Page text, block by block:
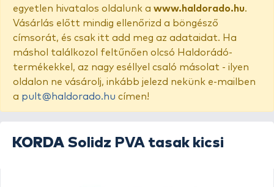
egyetlen hivatalos oldalunk a www.haldorado.hu.
Vásárlás előtt mindig ellenőrizd a böngésző
címsorát, és csak itt add meg az adataidat. Ha
máshol találkozol feltűnően olcsó Haldorádó-
termékekkel, az nagy eséllyel csaló másolat - ilyen
oldalon ne vásárolj, inkább jelezd nekünk e-mailben
a pult@haldorado.hu címen!
KORDA Solidz PVA tasak kicsi